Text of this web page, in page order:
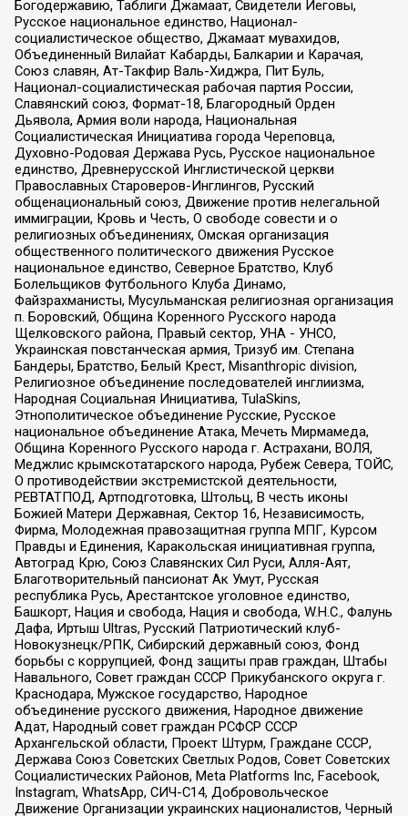
Богодержавию, Таблиги Джамаат, Свидетели Иеговы,
Русское национальное единство, Национал-
социалистическое общество, Джамаат мувахидов,
Объединенный Вилайат Кабарды, Балкарии и Карачая,
Союз славян, Ат-Такфир Валь-Хиджра, Пит Буль,
Национал-социалистическая рабочая партия России,
Славянский союз, Формат-18, Благородный Орден
Дьявола, Армия воли народа, Национальная
Социалистическая Инициатива города Череповца,
Духовно-Родовая Держава Русь, Русское национальное
единство, Древнерусской Инглистической церкви
Православных Староверов-Инглингов, Русский
общенациональный союз, Движение против нелегальной
иммиграции, Кровь и Честь, О свободе совести и о
религиозных объединениях, Омская организация
общественного политического движения Русское
национальное единство, Северное Братство, Клуб
Болельщиков Футбольного Клуба Динамо,
Файзрахманисты, Мусульманская религиозная организация
п. Боровский, Община Коренного Русского народа
Щелковского района, Правый сектор, УНА - УНСО,
Украинская повстанческая армия, Тризуб им. Степана
Бандеры, Братство, Белый Крест, Misanthropic division,
Религиозное объединение последователей инглиизма,
Народная Социальная Инициатива, TulaSkins,
Этнополитическое объединение Русские, Русское
национальное объединение Атака, Мечеть Мирмамеда,
Община Коренного Русского народа г. Астрахани, ВОЛЯ,
Меджлис крымскотатарского народа, Рубеж Севера, ТОЙС,
О противодействии экстремистской деятельности,
РЕВТАТПОД, Артподготовка, Штольц, В честь иконы
Божией Матери Державная, Сектор 16, Независимость,
Фирма, Молодежная правозащитная группа МПГ, Курсом
Правды и Единения, Каракольская инициативная группа,
Автоград Крю, Союз Славянских Сил Руси, Алля-Аят,
Благотворительный пансионат Ак Умут, Русская
республика Русь, Арестантское уголовное единство,
Башкорт, Нация и свобода, Нация и свобода, W.H.С., Фалунь
Дафа, Иртыш Ultras, Русский Патриотический клуб-
Новокузнецк/РПК, Сибирский державный союз, Фонд
борьбы с коррупцией, Фонд защиты прав граждан, Штабы
Навального, Совет граждан СССР Прикубанского округа г.
Краснодара, Мужское государство, Народное
объединение русского движения, Народное движение
Адат, Народный совет граждан РСФСР СССР
Архангельской области, Проект Штурм, Граждане СССР,
Держава Союз Советских Светлых Родов, Совет Советских
Социалистических Районов, Meta Platforms Inc, Facebook,
Instagram, WhatsApp, СИЧ-С14, Добровольческое
Движение Организации украинских националистов, Черный